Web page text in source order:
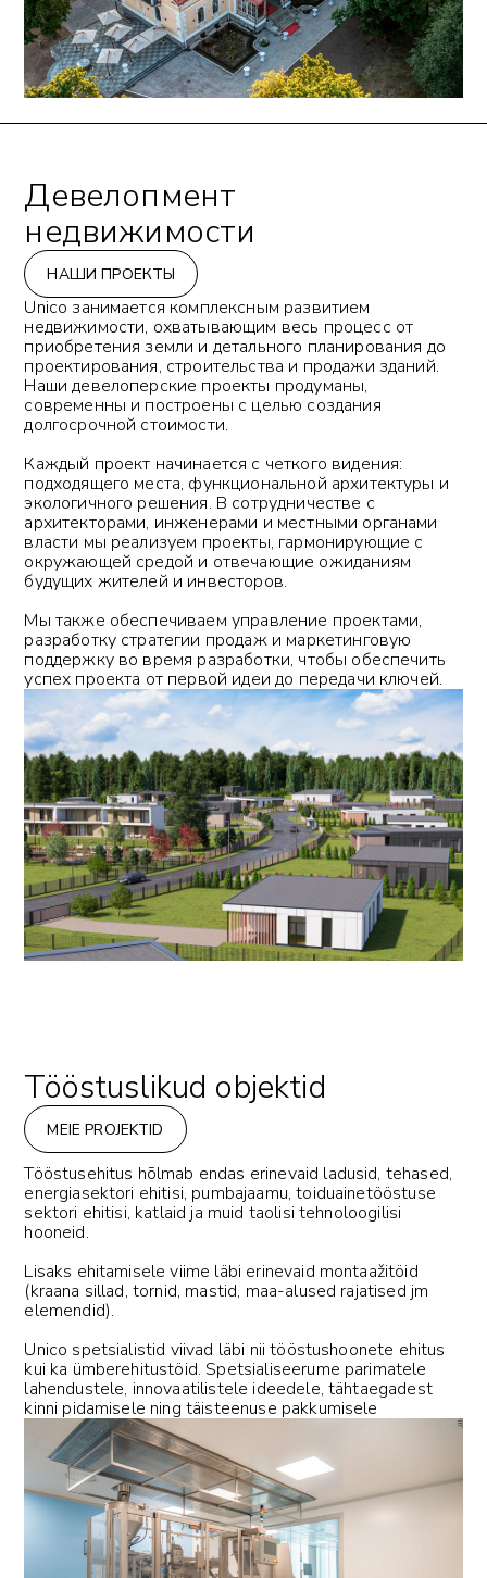
Девелопмент
недвижимости
НАШИ ПРОЕКТЫ
Unico занимается комплексным развитием
недвижимости, охватывающим весь процесс от
приобретения земли и детального планирования до
проектирования, строительства и продажи зданий.
Наши девелоперские проекты продуманы,
современны и построены с целью создания
долгосрочной стоимости.
Каждый проект начинается с четкого видения:
подходящего места, функциональной архитектуры и
экологичного решения. В сотрудничестве с
архитекторами, инженерами и местными органами
власти мы реализуем проекты, гармонирующие с
окружающей средой и отвечающие ожиданиям
будущих жителей и инвесторов.
Мы также обеспечиваем управление проектами,
разработку стратегии продаж и маркетинговую
поддержку во время разработки, чтобы обеспечить
успех проекта от первой идеи до передачи ключей.
Tööstuslikud objektid
MEIE PROJEKTID
Tööstusehitus hõlmab endas erinevaid ladusid, tehased,
energiasektori ehitisi, pumbajaamu, toiduainetööstuse
sektori ehitisi, katlaid ja muid taolisi tehnoloogilisi
hooneid.
Lisaks ehitamisele viime läbi erinevaid montaažitöid
(kraana sillad, tornid, mastid, maa-alused rajatised jm
elemendid).
Unico spetsialistid viivad läbi nii tööstushoonete ehitus
kui ka ümberehitustöid. Spetsialiseerume parimatele
lahendustele, innovaatilistele ideedele, tähtaegadest
kinni pidamisele ning täisteenuse pakkumisele